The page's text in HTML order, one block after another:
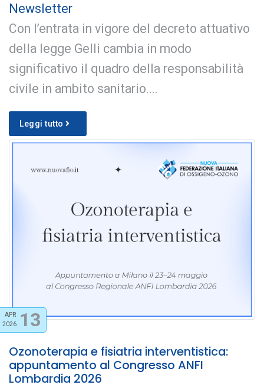
Newsletter
Con l’entrata in vigore del decreto attuativo
della legge Gelli cambia in modo
significativo il quadro della responsabilità
civile in ambito sanitario....
Leggi tutto
APR
2026 13
Ozonoterapia e fisiatria interventistica:
appuntamento al Congresso ANFI
Lombardia 2026